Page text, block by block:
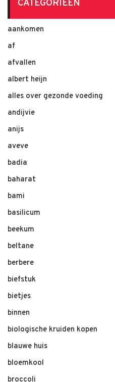
CATEGORIEËN
aankomen
af
afvallen
albert heijn
alles over gezonde voeding
andijvie
anijs
aveve
badia
baharat
bami
basilicum
beekum
beltane
berbere
biefstuk
bietjes
binnen
biologische kruiden kopen
blauwe huis
bloemkool
broccoli